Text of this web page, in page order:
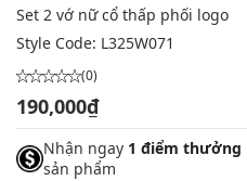
Set 2 vớ nữ cổ thấp phối logo
Style Code: L325W071
(0)
190,000₫
Nhận ngay 1 điểm thưởng
sản phẩm